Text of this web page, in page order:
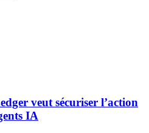
veut sécuriser l’action
IA